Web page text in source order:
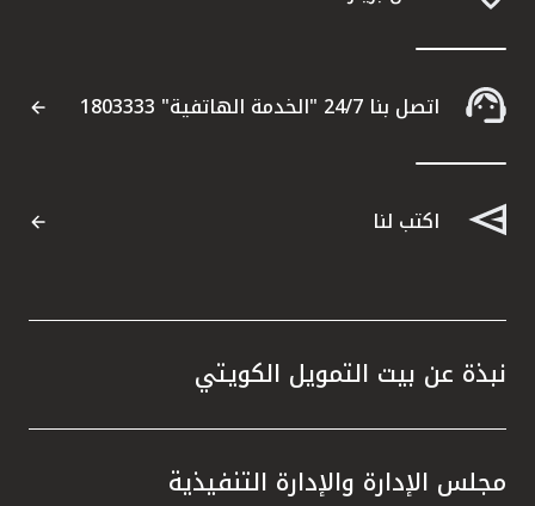
اتصل بنا 24/7 "الخدمة الهاتفية" 1803333
اكتب لنا
نبذة عن بيت التمويل الكويتي
مجلس الإدارة والإدارة التنفيذية